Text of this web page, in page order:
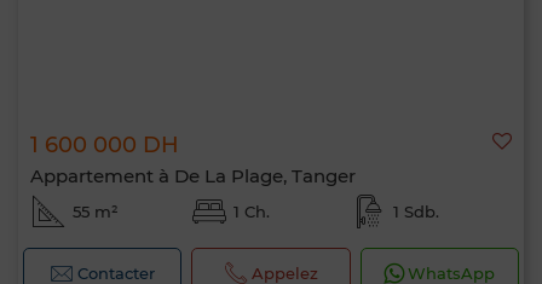
1 600 000 DH
Appartement à De La Plage, Tanger
55 m² 1 Ch. 1 Sdb.
Contacter Appelez WhatsApp